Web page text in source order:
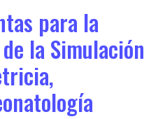
para la
la Simulación